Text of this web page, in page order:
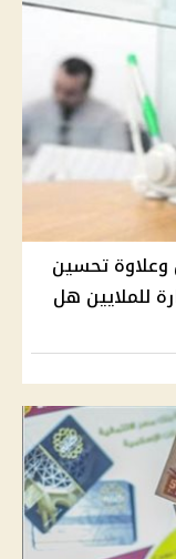
تحسين
للملايين هل